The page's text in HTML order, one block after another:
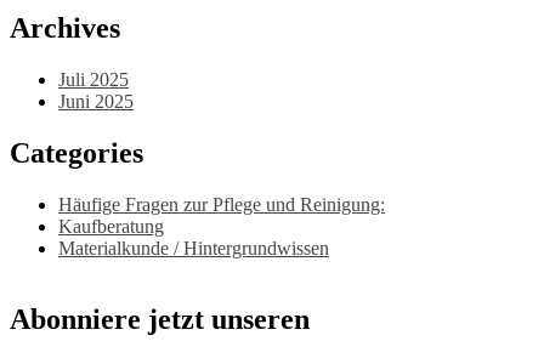
Archives
Juli 2025
Juni 2025
Categories
Häufige Fragen zur Pflege und Reinigung:
Kaufberatung
Materialkunde / Hintergrundwissen
Abonniere jetzt unseren